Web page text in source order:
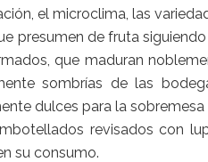
el microclima, las
presumen de fruta
que maduran
sombrías de las
dulces para la
revisados con
su consumo.